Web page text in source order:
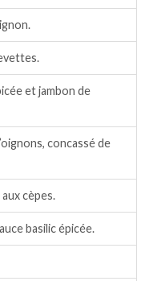
et jambon de
concassé de
cèpes.
basilic épicée.